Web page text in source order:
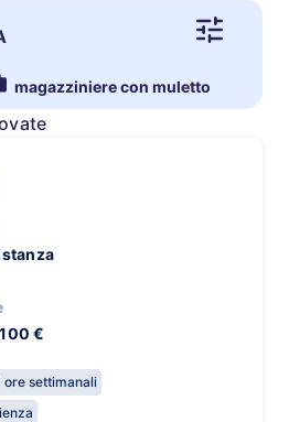
magazziniere con muletto
€
ore settimanali